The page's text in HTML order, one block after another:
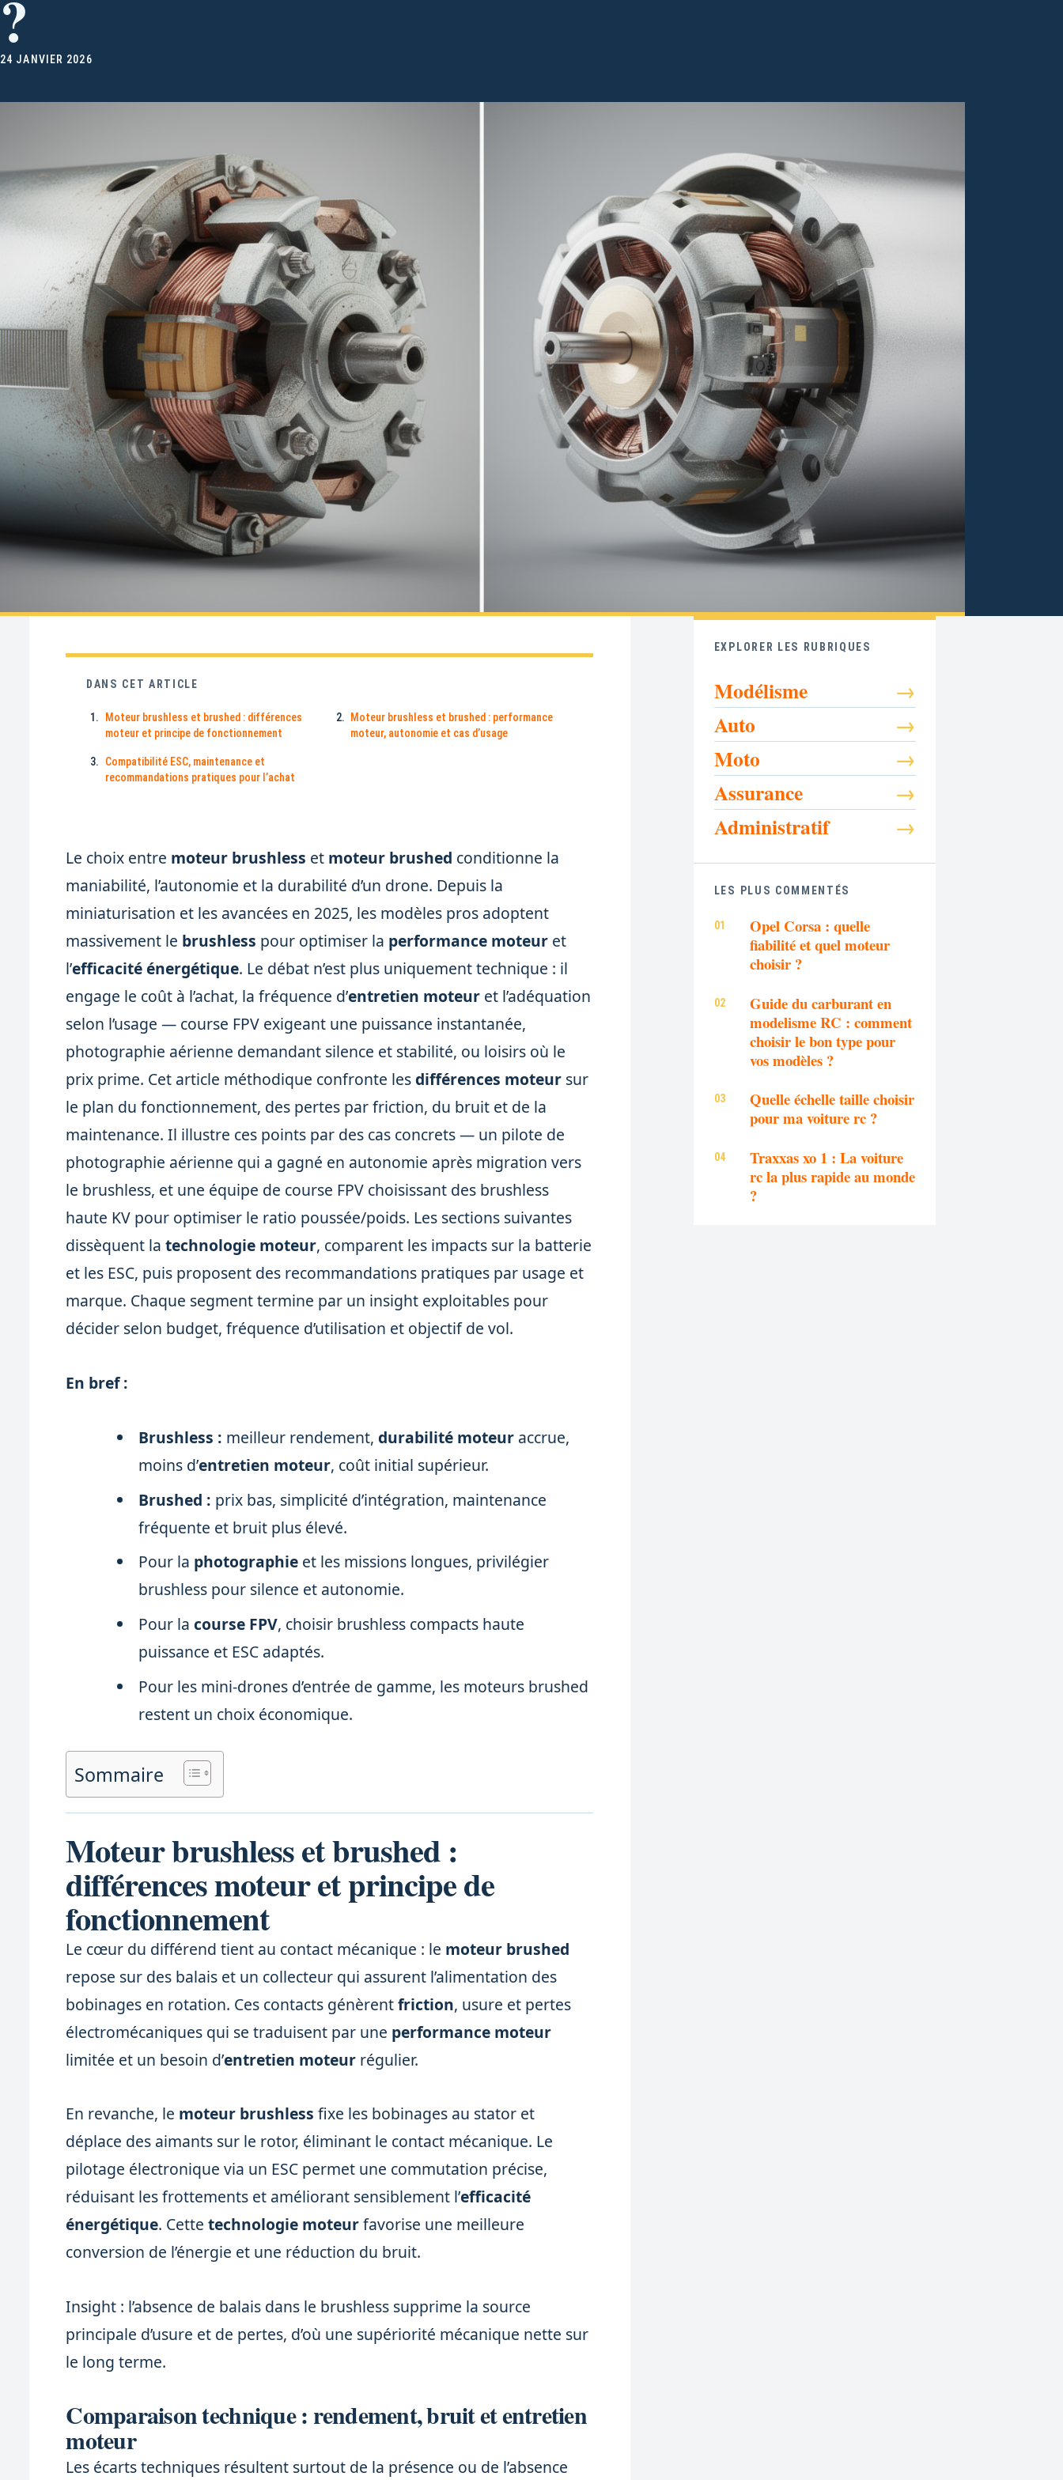
?
24 JANVIER 2026
DANS CET ARTICLE
Moteur brushless et brushed : différences
moteur et principe de fonctionnement
Moteur brushless et brushed : performance
moteur, autonomie et cas d’usage
Compatibilité ESC, maintenance et
recommandations pratiques pour l’achat
Le choix entre moteur brushless et moteur brushed conditionne la
maniabilité, l’autonomie et la durabilité d’un drone. Depuis la
miniaturisation et les avancées en 2025, les modèles pros adoptent
massivement le brushless pour optimiser la performance moteur et
l’efficacité énergétique. Le débat n’est plus uniquement technique : il
engage le coût à l’achat, la fréquence d’entretien moteur et l’adéquation
selon l’usage — course FPV exigeant une puissance instantanée,
photographie aérienne demandant silence et stabilité, ou loisirs où le
prix prime. Cet article méthodique confronte lesdifférences moteur sur
le plan du fonctionnement, des pertes par friction, du bruit et de la
maintenance. Il illustre ces points par des cas concrets — un pilote de
photographie aérienne qui a gagné en autonomie après migration vers
le brushless, et une équipe de course FPV choisissant des brushless
haute KV pour optimiser le ratio poussée/poids. Les sections suivantes
dissèquent latechnologie moteur, comparent les impacts sur la batterie
et les ESC, puis proposent des recommandations pratiques par usage et
marque. Chaque segment termine par un insight exploitables pour
décider selon budget, fréquence d’utilisation et objectif de vol.
En bref :
Brushless : meilleur rendement, durabilité moteuraccrue,
moins d’entretien moteur, coût initial supérieur.
Brushed : prix bas, simplicité d’intégration, maintenance
fréquente et bruit plus élevé.
Pour la photographieet les missions longues, privilégier
brushless pour silence et autonomie.
Pour la course FPV, choisir brushless compacts haute
puissance et ESC adaptés.
Pour les mini-drones d’entrée de gamme, les moteurs brushed
restent un choix économique.
Sommaire
Moteur brushless et brushed :
différences moteur et principe de
fonctionnement
Le cœur du différend tient au contact mécanique : le moteur brushed
repose sur des balais et un collecteur qui assurent l’alimentation des
bobinages en rotation. Ces contacts génèrentfriction, usure et pertes
électromécaniques qui se traduisent par une performance moteur
limitée et un besoin d’entretien moteur régulier.
En revanche, le moteur brushless fixe les bobinages au stator et
déplace des aimants sur le rotor, éliminant le contact mécanique. Le
pilotage électronique via un ESC permet une commutation précise,
réduisant les frottements et améliorant sensiblement l’efficacité
énergétique. Cettetechnologie moteurfavorise une meilleure
conversion de l’énergie et une réduction du bruit.
Insight : l’absence de balais dans le brushless supprime la source
principale d’usure et de pertes, d’où une supériorité mécanique nette sur
le long terme.
Comparaison technique : rendement, bruit et entretien
moteur
Les écarts techniques résultent surtout de la présence ou de l’absence
EXPLORER LES RUBRIQUES
Modélisme
Auto
Moto
Assurance
Administratif
LES PLUS COMMENTÉS
Opel Corsa : quelle
fiabilité et quel moteur
choisir ?
Guide du carburant en
modelisme RC : comment
choisir le bon type pour
vos modèles ?
Quelle échelle taille choisir
pour ma voiture rc ?
Traxxas xo 1 : La voiture
rc la plus rapide au monde
?